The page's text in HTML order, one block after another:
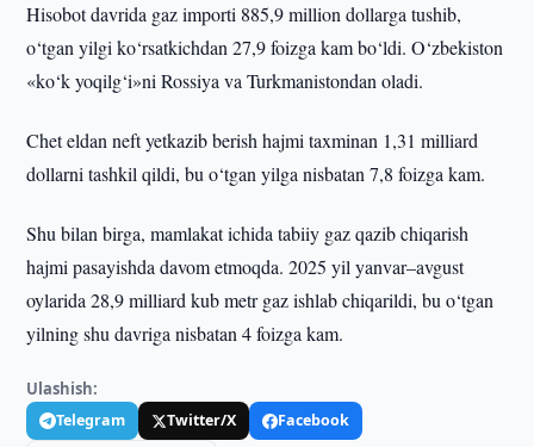
Hisobot davrida gaz importi 885,9 million dollarga tushib,
o‘tgan yilgi ko‘rsatkichdan 27,9 foizga kam bo‘ldi. O‘zbekiston
«ko‘k yoqilg‘i»ni Rossiya va Turkmanistondan oladi.
Chet eldan neft yetkazib berish hajmi taxminan 1,31 milliard
dollarni tashkil qildi, bu o‘tgan yilga nisbatan 7,8 foizga kam.
Shu bilan birga, mamlakat ichida tabiiy gaz qazib chiqarish
hajmi pasayishda davom etmoqda. 2025 yil yanvar–avgust
oylarida 28,9 milliard kub metr gaz ishlab chiqarildi, bu o‘tgan
yilning shu davriga nisbatan 4 foizga kam.
Ulashish:
Telegram Twitter/X
Facebook